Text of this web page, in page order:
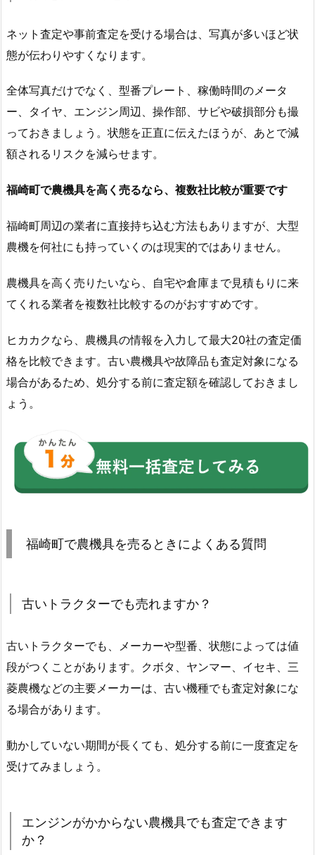
ネット査定や事前査定を受ける場合は、写真が多いほど状
態が伝わりやすくなります。
全体写真だけでなく、型番プレート、稼働時間のメータ
ー、タイヤ、エンジン周辺、操作部、サビや破損部分も撮
っておきましょう。状態を正直に伝えたほうが、あとで減
額されるリスクを減らせます。
福崎町で農機具を高く売るなら、複数社比較が重要です
福崎町周辺の業者に直接持ち込む方法もありますが、大型
農機を何社にも持っていくのは現実的ではありません。
農機具を高く売りたいなら、自宅や倉庫まで見積もりに来
てくれる業者を複数社比較するのがおすすめです。
ヒカカクなら、農機具の情報を入力して最大20社の査定価
格を比較できます。古い農機具や故障品も査定対象になる
場合があるため、処分する前に査定額を確認しておきまし
ょう。
福崎町で農機具を売るときによくある質問
古いトラクターでも売れますか？
古いトラクターでも、メーカーや型番、状態によっては値
段がつくことがあります。クボタ、ヤンマー、イセキ、三
菱農機などの主要メーカーは、古い機種でも査定対象にな
る場合があります。
動かしていない期間が長くても、処分する前に一度査定を
受けてみましょう。
エンジンがかからない農機具でも査定できます
か？